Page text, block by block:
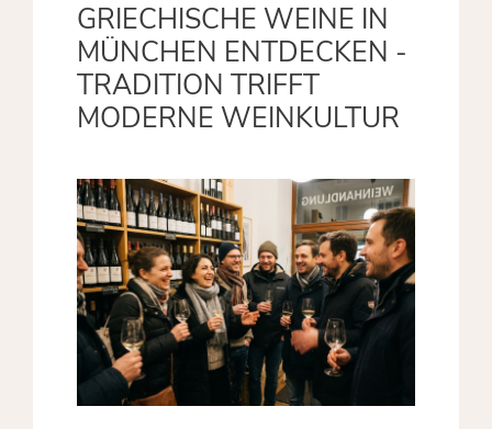
GRIECHISCHE WEINE IN
MÜNCHEN ENTDECKEN -
TRADITION TRIFFT
MODERNE WEINKULTUR